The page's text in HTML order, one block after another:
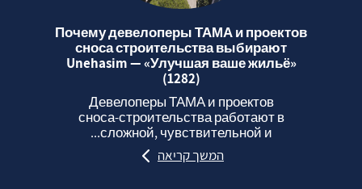
Почему девелоперы ТАМА и проектов
сноса строительства выбирают
Unehasim — «Улучшая ваше жильё»
(1282)
Девелоперы ТАМА и проектов
сноса‑строительства работают в
сложной, чувствительной и...
המשך קריאה